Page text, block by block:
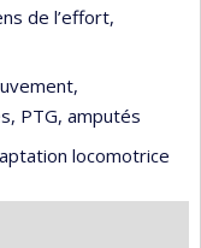
de l’effort,
PTG, amputés
locomotrice